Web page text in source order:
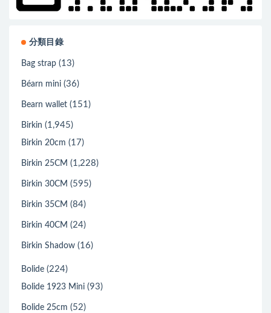
分類目錄
Bag strap (13)
Béarn mini (36)
Bearn wallet (151)
Birkin (1,945)
Birkin 20cm (17)
Birkin 25CM (1,228)
Birkin 30CM (595)
Birkin 35CM (84)
Birkin 40CM (24)
Birkin Shadow (16)
Bolide (224)
Bolide 1923 Mini (93)
Bolide 25cm (52)